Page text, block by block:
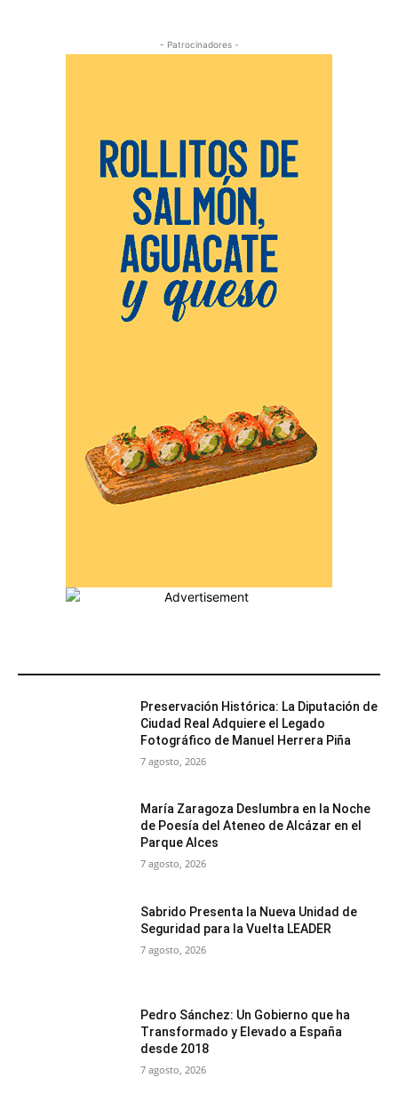
- Patrocinadores -
Preservación Histórica: La Diputación de
Ciudad Real Adquiere el Legado
Fotográfico de Manuel Herrera Piña
7 agosto, 2026
María Zaragoza Deslumbra en la Noche
de Poesía del Ateneo de Alcázar en el
Parque Alces
7 agosto, 2026
Sabrido Presenta la Nueva Unidad de
Seguridad para la Vuelta LEADER
7 agosto, 2026
Pedro Sánchez: Un Gobierno que ha
Transformado y Elevado a España
desde 2018
7 agosto, 2026